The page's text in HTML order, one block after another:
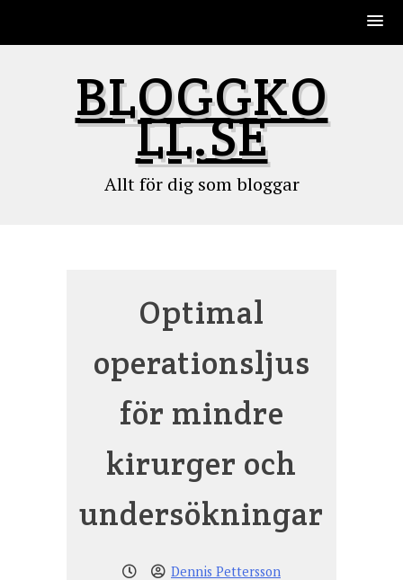
BLOGGKO
LL.SE
Allt för dig som bloggar
Optimal
operationsljus
för mindre
kirurger och
undersökningar
Dennis Pettersson